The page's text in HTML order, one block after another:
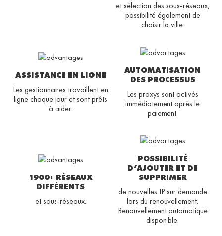
et sélection des sous-réseaux,
possibilité également de
choisir la ville.
ASSISTANCE EN LIGNE
Les gestionnaires travaillent en
ligne chaque jour et sont prêts
à aider.
AUTOMATISATION
DES PROCESSUS
Les proxys sont activés
immédiatement après le
paiement.
1900+ RÉSEAUX
DIFFÉRENTS
et sous-réseaux.
POSSIBILITÉ
D’AJOUTER ET DE
SUPPRIMER
de nouvelles IP sur demande
lors du renouvellement.
Renouvellement automatique
disponible.